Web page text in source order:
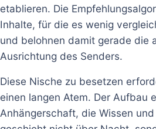
etablieren. Die
Inhalte, für die es wenig
und belohnen damit gerade die
Ausrichtung des Senders.
Diese Nische zu besetzen
einen langen Atem. Der Aufbau
Anhängerschaft, die Wissen